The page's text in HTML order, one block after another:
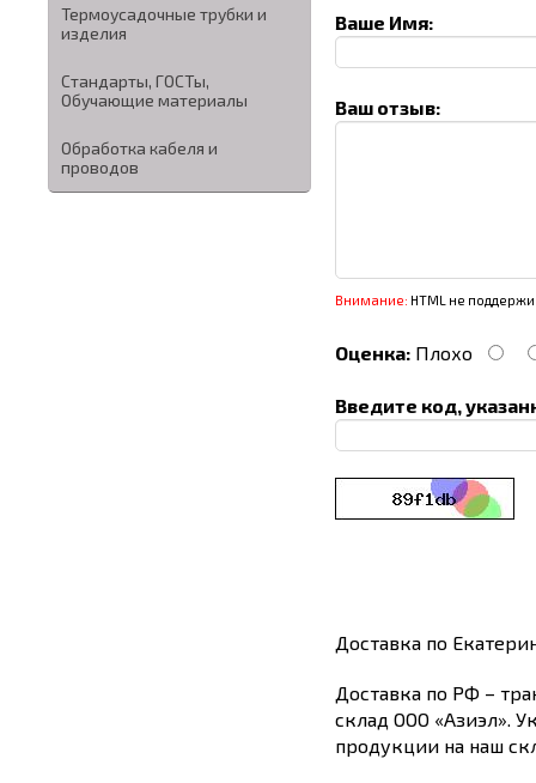
Термоусадочные трубки и
изделия
Стандарты, ГОСТы,
Обучающие материалы
Обработка кабеля и
проводов
Ваше Имя:
Ваш отзыв:
Внимание: HTML не
Оценка: Плохо
Введите код,
Доставка по
Доставка по РФ –
склад ООО «Азиэл».
продукции на наш